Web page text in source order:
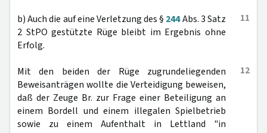
11
b) Auch die auf eine Verletzung des § 244Abs. 3 Satz
2 StPO gestützte Rüge bleibt im Ergebnis ohne
Erfolg.
12
Mit den beiden der Rüge zugrundeliegenden
Beweisanträgen wollte die Verteidigung beweisen,
daß der Zeuge Br. zur Frage einer Beteiligung an
einem Bordell und einem illegalen Spielbetrieb
sowie zu einem Aufenthalt in Lettland "in